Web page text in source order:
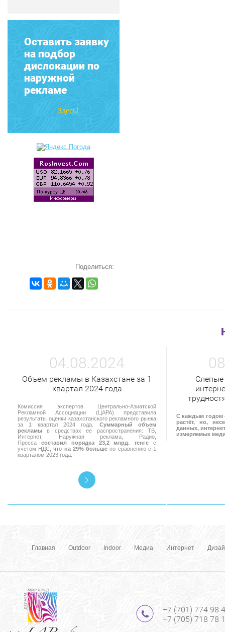
Оставить заявку
на подбор
дислокации по
наружной
рекламе
Здесь!
Поделиться:
04.08.2024
Объем рекламы в Казахстане за 1
квартал 2024 года
Комиссия экспертов Центрально-Азиатской
Рекламной Ассоциации (ЦАРА) представила
результаты оценки казахстанского рекламного рынка
за 1 квартал 2024 года. Суммарный объем
рекламы в средствах ее распространения: ТВ,
Интернет, Наружная реклама, Радио,
Пресса составил порядка 23,2 млрд. тенге с
учетом НДС, что на 29% больше по сравнению с 1
кварталом 2023 года.
С каждым годом
растёт, но,
данных,
измеряемых
Главная Outdoor Indoor Медиа Интернет
+7 (701) 774 98
+7 (705) 718 78